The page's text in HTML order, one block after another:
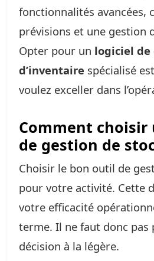
fonctionnalités avancées,
prévisions et une gestion
Opter pour un logiciel de
d’inventaire spécialisé
voulez exceller dans
Comment choisir
de gestion de
Choisir le bon outil de
pour votre activité. Cette
votre efficacité
terme. Il ne faut donc pas
décision à la légère.